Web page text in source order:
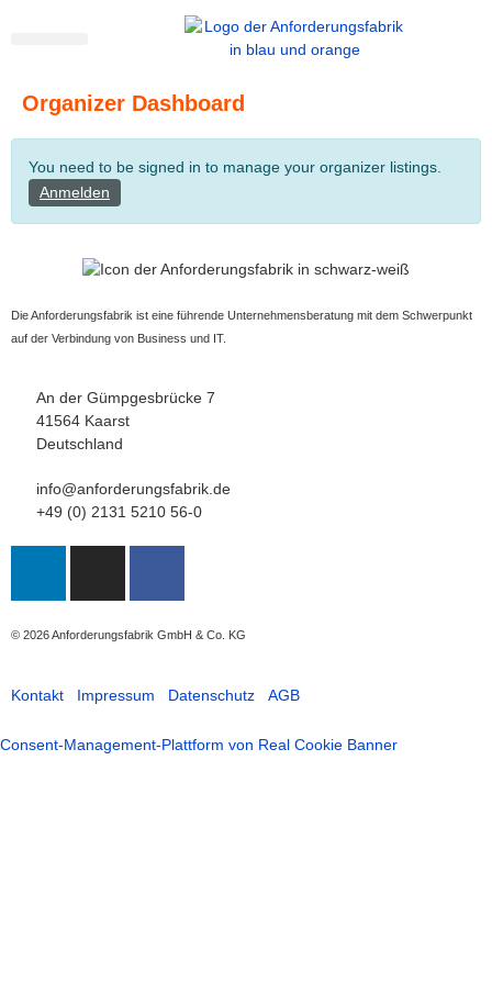
Organizer Dashboard
You need to be signed in to manage your organizer listings.
Anmelden
Die Anforderungsfabrik ist eine führende Unternehmensberatung mit dem Schwerpunkt
auf der Verbindung von Business und IT.
An der Gümpgesbrücke 7
41564 Kaarst
Deutschland
info@anforderungsfabrik.de
+49 (0) 2131 5210 56-0
© 2026Anforderungsfabrik GmbH & Co. KG
Kontakt Impressum Datenschutz AGB
Consent-Management-Plattform von Real Cookie Banner